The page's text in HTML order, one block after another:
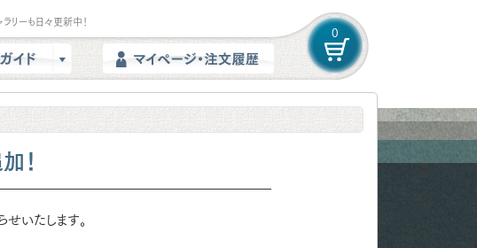
リーも日々更新中！
成方法
0
！
せいたします。